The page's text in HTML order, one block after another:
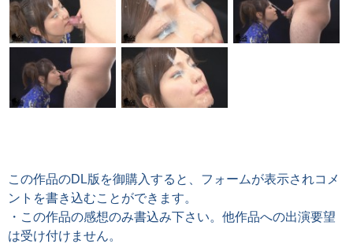
この作品のDL版を御購入すると、フォームが表示されコメ
ントを書き込むことができます。
・この作品の感想のみ書込み下さい。他作品への出演要望
は受け付けません。